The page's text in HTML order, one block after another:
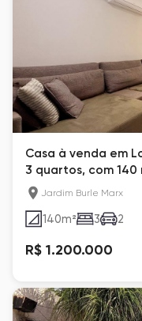
Casa à venda em
3 quartos, com 140
Jardim Burle Marx
140m² 3 2
R$ 1.200.000